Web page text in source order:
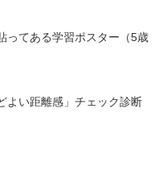
ってある学習ポスター（5歳
よい距離感」チェック診断